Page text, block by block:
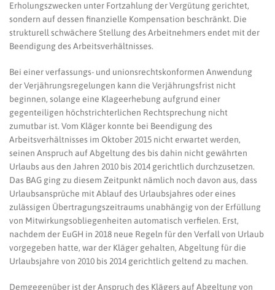
Erholungszwecken unter Fortzahlung der Vergütung gerichtet,
sondern auf dessen finanzielle Kompensation beschränkt. Die
strukturell schwächere Stellung des Arbeitnehmers endet mit der
Beendigung des Arbeitsverhältnisses.
Bei einer verfassungs- und unionsrechtskonformen Anwendung
der Verjährungsregelungen kann die Verjährungsfrist nicht
beginnen, solange eine Klageerhebung aufgrund einer
gegenteiligen höchstrichterlichen Rechtsprechung nicht
zumutbar ist. Vom Kläger konnte bei Beendigung des
Arbeitsverhältnisses im Oktober 2015 nicht erwartet werden,
seinen Anspruch auf Abgeltung des bis dahin nicht gewährten
Urlaubs aus den Jahren 2010 bis 2014 gerichtlich durchzusetzen.
Das BAG ging zu diesem Zeitpunkt nämlich noch davon aus, dass
Urlaubsansprüche mit Ablauf des Urlaubsjahres oder eines
zulässigen Übertragungszeitraums unabhängig von der Erfüllung
von Mitwirkungsobliegenheiten automatisch verfielen. Erst,
nachdem der EuGH in 2018 neue Regeln für den Verfall von Urlaub
vorgegeben hatte, war der Kläger gehalten, Abgeltung für die
Urlaubsjahre von 2010 bis 2014 gerichtlich geltend zu machen.
Demgegenüber ist der Anspruch des Klägers auf Abgeltung von